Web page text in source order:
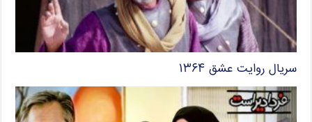
سریال روایت عشق ۱۳۶۴